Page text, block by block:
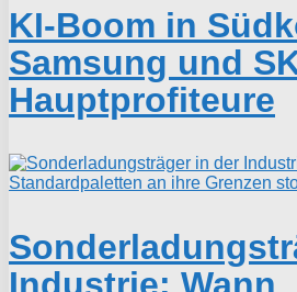
KI-Boom in
Samsung und
Hauptprofiteure